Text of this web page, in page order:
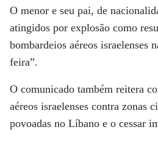
O menor e seu pai, de
atingidos por explosão como
bombardeios aéreos israelenses
feira”.
O comunicado também reitera
aéreos israelenses contra zonas
povoadas no Líbano e o cessar